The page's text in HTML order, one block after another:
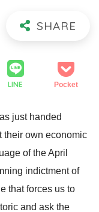
LINE Pocket
just handed
their own economic
of the April
indictment of
that forces us to
and ask the